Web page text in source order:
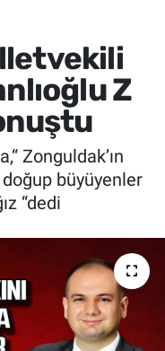
Z
Zonguldak’ın
doğup büyüyenler
“dedi